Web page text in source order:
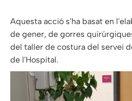
Aquesta acció s'ha basat en
de gener, de gorres
del taller de costura del servei
de l'Hospital.